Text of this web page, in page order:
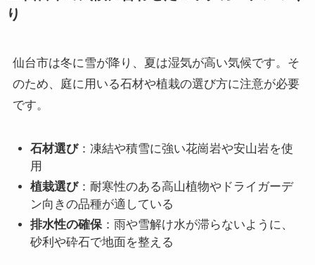
り
仙台市は冬に雪が降り、夏は湿気が高い気候です。そ
のため、庭に用いる石材や植栽の選び方に注意が必要
です。
石材選び：凍結や積雪に強い花崗岩や安山岩を使
用
植栽選び：耐寒性のある高山植物やドライガーデ
ン向きの品種が適している
排水性の確保：雨や雪解け水が滞らないように、
砂利や砕石で地面を整える